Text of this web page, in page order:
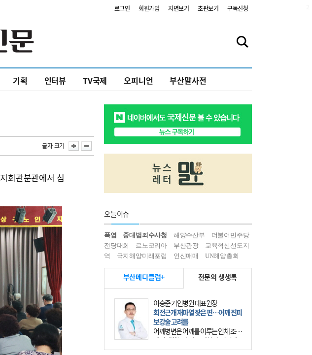
로그인 회원가입 지면보기 초판보기 구독신청
기획 인터뷰 TV국제 오피니언 부산말사전
글자 크기
회관분관에서 심
오늘이슈
폭염 중대범죄수사청 해양수산부
더불어민주당
전당대회
르노코리아 부산관광
교육혁신선도지
역
극지해양미래포럼 인신매매 UN해양총회
부산메디클럽+ 전문의 생생톡
윤경석 한국한의원 대표원장
암 치유, 몸·마음 균형 회복부터 시작
을
요즘 ‘암 조기 발견’에 대한 관심이 커
진다. 하지만 그 이면에는 놓치기 쉬
운 함정이 하나 있다. 바로 성급한 치